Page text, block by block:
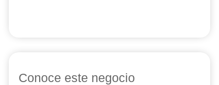
Conoce este negocio